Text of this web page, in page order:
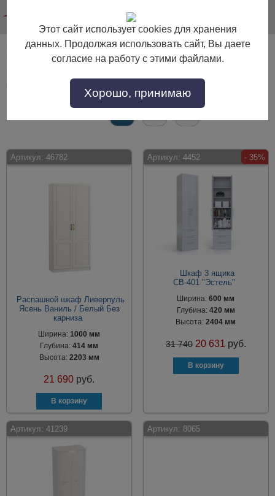
Мебель для спальни глубиной 40-44 см
Артикул: 46782
Распашной шкаф Ливерпуль
Ясень Ваниль / Белый Без
карниза
Ширина:1000 мм
Глубина:414 мм
Высота: 2203 мм
21 690 руб.
Артикул: 4452 - 35%
Шкаф 3 ящика
СВ-401 "Эстель"
Ширина:600 мм
Глубина: 420 мм
Высота:2404 мм
31 740 20 631 руб.
Артикул: 41239 Артикул: 8065
Этот сайт использует cookies для хранения
данных. Продолжая использовать сайт, Вы даете
согласие на работу с этими файлами.
Хорошо, принимаю